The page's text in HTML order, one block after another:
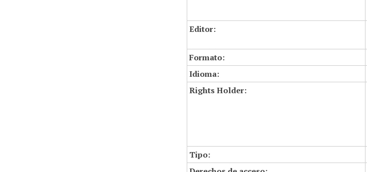
Editor:
Formato:
Idioma:
Rights Holder:
Tipo: